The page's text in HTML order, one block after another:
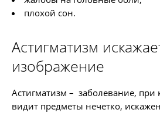
плохой сон.
Астигматизм
изображение
Астигматизм – заболевание, при
видит предметы нечетко,